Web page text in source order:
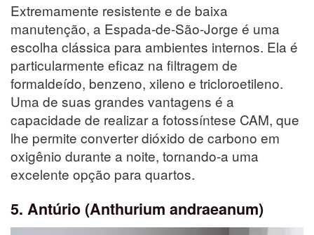
Extremamente resistente e de baixa
manutenção, a Espada-de-São-Jorge é uma
escolha clássica para ambientes internos. Ela é
particularmente eficaz na filtragem de
formaldeído, benzeno, xileno e tricloroetileno.
Uma de suas grandes vantagens é a
capacidade de realizar a fotossíntese CAM, que
lhe permite converter dióxido de carbono em
oxigênio durante a noite, tornando-a uma
excelente opção para quartos.
5. Antúrio (Anthurium andraeanum)